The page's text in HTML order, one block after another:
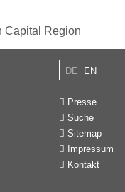
DE EN
Presse
Suche
Sitemap
Impressum
Kontakt